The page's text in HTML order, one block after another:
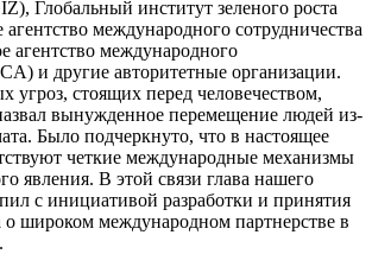
Глобальный институт зеленого роста
международного сотрудничества
агентство международного
и другие авторитетные организации.
угроз, стоящих перед человечеством,
вынужденное перемещение людей из-
Было подчеркнуто, что в настоящее
четкие международные механизмы
явления. В этой связи глава нашего
с инициативой разработки и принятия
о широком международном партнерстве в